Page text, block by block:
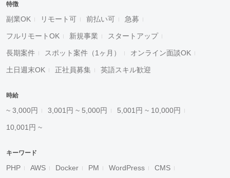
特徴
副業OK リモート可 前払い可 急募
フルリモートOK 新規事業 スタートアップ
長期案件 スポット案件（1ヶ月） オンライン面談OK
土日週末OK 正社員募集 英語スキル歓迎
時給
~ 3,000円 3,001円 ~ 5,000円 5,001円 ~ 10,000円
10,001円 ~
キーワード
PHP AWS Docker PM WordPress CMS